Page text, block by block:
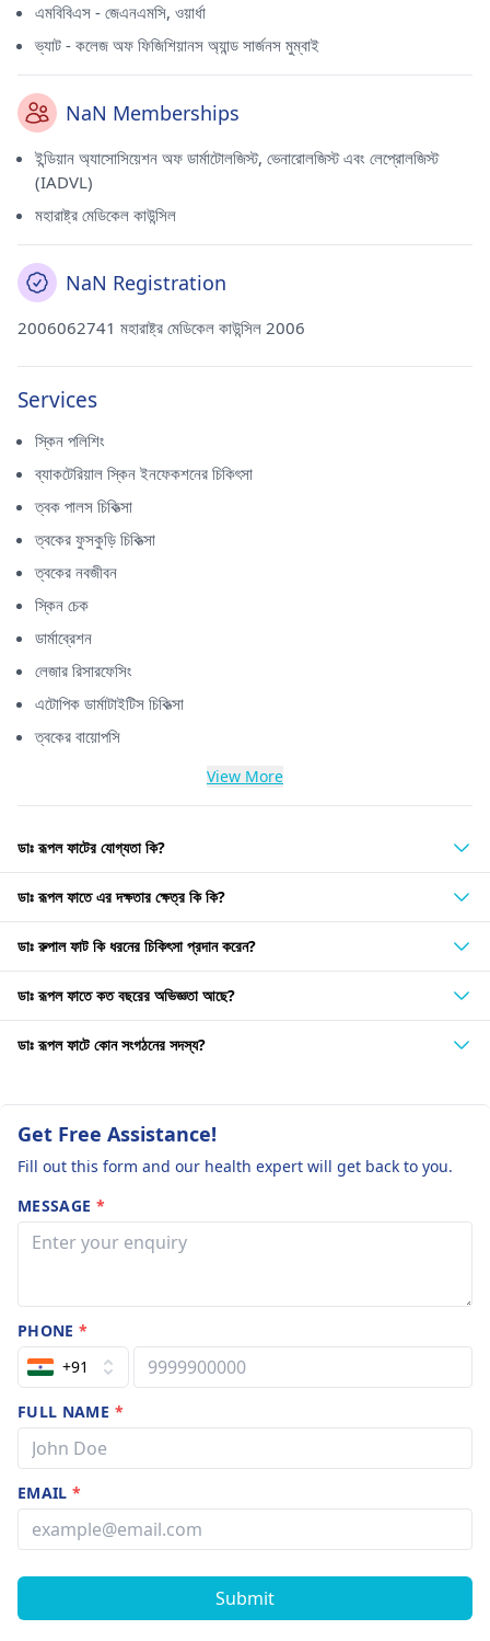
এমবিবিএস - জেএনএমসি, ওয়ার্ধা
ভ্যাট - কলেজ অফ ফিজিশিয়ানস অ্যান্ড সার্জনস মুম্বাই
NaN Memberships
ইন্ডিয়ান অ্যাসোসিয়েশন অফ ডার্মাটোলজিস্ট, ভেনারোলজিস্ট এবং লেপ্রোলজিস্ট
(IADVL)
মহারাষ্ট্র মেডিকেল কাউন্সিল
NaN Registration
2006062741 মহারাষ্ট্র মেডিকেল কাউন্সিল 2006
Services
স্কিন পলিশিং
ব্যাকটেরিয়াল স্কিন ইনফেকশনের চিকিৎসা
ত্বক পালস চিকিত্সা
ত্বকের ফুসকুড়ি চিকিত্সা
ত্বকের নবজীবন
স্কিন চেক
ডার্মাব্রেশন
লেজার রিসারফেসিং
এটোপিক ডার্মাটাইটিস চিকিত্সা
ত্বকের বায়োপসি
View More
ডাঃ রূপল ফাটের যোগ্যতা কি?
ডাঃ রূপল ফাতে এর দক্ষতার ক্ষেত্র কি কি?
ডাঃ রুপাল ফাট কি ধরনের চিকিৎসা প্রদান করেন?
ডাঃ রূপল ফাতে কত বছরের অভিজ্ঞতা আছে?
ডাঃ রূপল ফাটে কোন সংগঠনের সদস্য?
Get Free Assistance!
Fill out this form and our health expert will get back to you.
MESSAGE *
PHONE*
+91
FULL NAME *
EMAIL*
Submit